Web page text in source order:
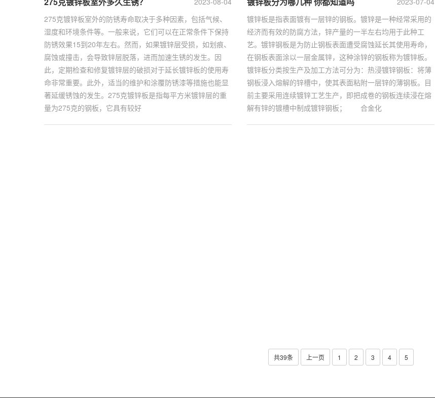
275克镀锌板室外的防锈寿命取决于多种因素，包括气候、
湿度和环境条件等。一般来说，它们可以在正常条件下保持
防锈效果15到20年左右。然而，如果镀锌层受损，如划痕、
腐蚀或撞击，会导致锌层脱落，进而加速生锈的发生。因
此，定期检查和修复镀锌层的破损对于延长镀锌板的使用寿
命非常重要。此外，适当的维护和涂覆防锈漆等措施也能显
著延缓锈蚀的发生。275克镀锌板是指每平方米镀锌层的重
量为275克的钢板，它具有较好
镀锌板是指表面镀有一层锌的钢板。镀锌是一种经常采用的
经济而有效的防腐方法，锌产量的一半左右均用于此种工
艺。镀锌钢板是为防止钢板表面遭受腐蚀延长其使用寿命，
在钢板表面涂以一层金属锌，这种涂锌的钢板称为镀锌板。
镀锌板分类按生产及加工方法可分为：热浸镀锌钢板：将薄
钢板浸入熔解的锌槽中，使其表面粘附一层锌的薄钢板。目
前主要采用连续镀锌工艺生产，即把成卷的钢板连续浸在熔
解有锌的镀槽中制成镀锌钢板； 合金化
共39条 上一页 1 2 3 4 5